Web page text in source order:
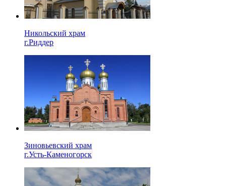
Никольский храм
г.Риддер
Зиновьевский храм
г.Усть-Каменогорск